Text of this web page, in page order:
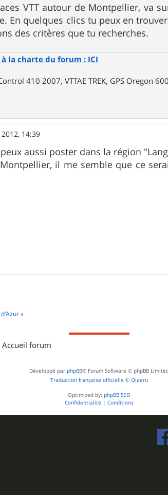
VTT autour de Montpellier, va
En quelques clics tu peux en
des critères que tu recherches.
la charte du forum : ICI
410 2007, VTTAE TREK, GPS Oregon 600
14:39
aussi poster dans la région
il me semble que ce
»
Accueil forum
Développé par phpBB® Forum Software © phpBB Limited
Traduction française officielle © Qiaeru
Optimized by: phpBB SEO
Confidentialité | Conditions